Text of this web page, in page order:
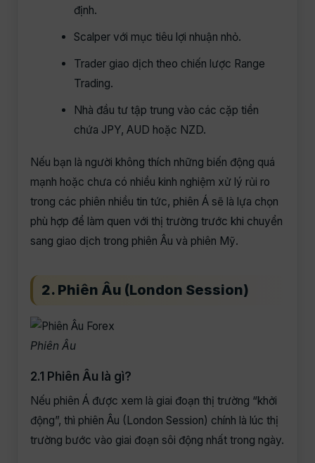
định.
Scalper với mục tiêu lợi nhuận nhỏ.
Trader giao dịch theo chiến lược Range
Trading.
Nhà đầu tư tập trung vào các cặp tiền
chứa JPY, AUD hoặc NZD.
Nếu bạn là người không thích những biến động quá
mạnh hoặc chưa có nhiều kinh nghiệm xử lý rủi ro
trong các phiên nhiều tin tức, phiên Á sẽ là lựa chọn
phù hợp để làm quen với thị trường trước khi chuyển
sang giao dịch trong phiên Âu và phiên Mỹ.
2. Phiên Âu (London Session)
Phiên Âu
2.1 Phiên Âu là gì?
Nếu phiên Á được xem là giai đoạn thị trường “khởi
động”, thì phiên Âu (London Session) chính là lúc thị
trường bước vào giai đoạn sôi động nhất trong ngày.